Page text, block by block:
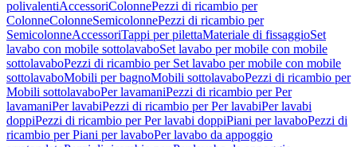
polivalentiAccessoriColonnePezzi di ricambio per
ColonneColonneSemicolonnePezzi di ricambio per
SemicolonneAccessoriTappi per pilettaMateriale di fissaggioSet
lavabo con mobile sottolavaboSet lavabo per mobile con mobile
sottolavaboPezzi di ricambio per Set lavabo per mobile con mobile
sottolavaboMobili per bagnoMobili sottolavaboPezzi di ricambio per
Mobili sottolavaboPer lavamaniPezzi di ricambio per Per
lavamaniPer lavabiPezzi di ricambio per Per lavabiPer lavabi
doppiPezzi di ricambio per Per lavabi doppiPiani per lavaboPezzi di
ricambio per Piani per lavaboPer lavabo da appoggio